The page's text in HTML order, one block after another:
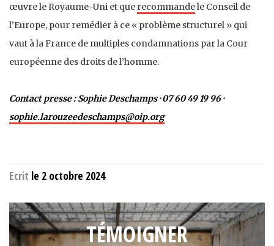
œuvre le Royaume-Uni et que recommandele Conseil de
l’Europe, pour remédier à ce « problème structurel » qui
vaut à la France de multiples condamnations par la Cour
européenne des droits de l’homme.
Contact presse : Sophie Deschamps· 07 60 49 19 96 ·
sophie.larouzeedeschamps@oip.org
Ecrit le 2 octobre 2024
TÉMOIGNER